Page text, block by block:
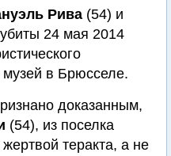
Рива (54) и
24 мая 2014
в Брюсселе.
доказанным,
(54), из поселка
теракта, а не